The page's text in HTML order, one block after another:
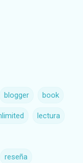
blogger book
lectura
reseña